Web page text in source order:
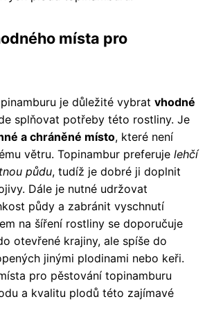
místa pro
je důležité vybrat vhodné
splňovat potřeby této rostliny. Je
a chráněné místo, které není
větru. Topinambur preferuje lehčí
půdu, tudíž je dobré ji doplnit
Dále je nutné udržovat
půdy a zabránit vyschnutí
na šíření rostliny se doporučuje
otevřené krajiny, ale spíše do
jinými plodinami nebo keři.
pro pěstování topinamburu
a kvalitu plodů této zajímavé